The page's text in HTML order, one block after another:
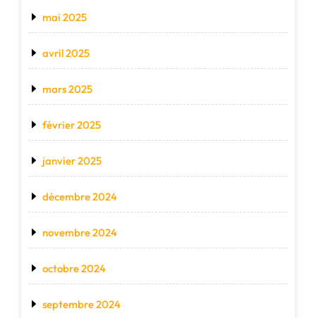
mai 2025
avril 2025
mars 2025
février 2025
janvier 2025
décembre 2024
novembre 2024
octobre 2024
septembre 2024